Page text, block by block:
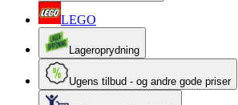
LEGO
Lageroprydning
Ugens tilbud - og andre gode priser